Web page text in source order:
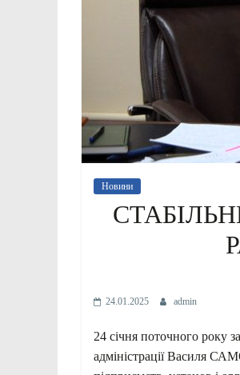
Новини
24.01.2025 admin
24 січня поточного року
адміністрації Василя